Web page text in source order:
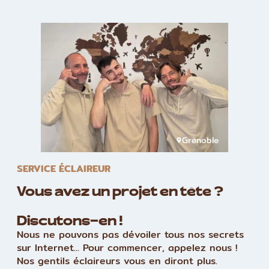
Grenoble
SERVICE ÉCLAIREUR
Vous avez un projet en tête ?
Discutons-en !
Nous ne pouvons pas dévoiler tous nos secrets
sur Internet... Pour commencer, appelez nous !
Nos gentils éclaireurs vous en diront plus.